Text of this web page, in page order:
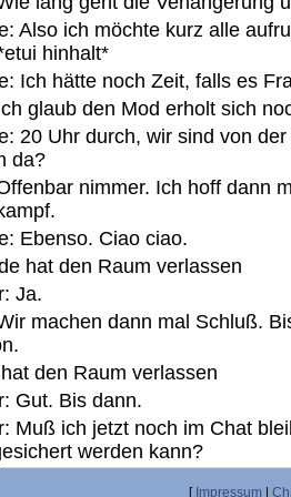
Also ich möchte kurz alle
hinhalt*
Ich hätte noch Zeit, falls es
glaub den Mod erholt sich
20 Uhr durch, wir sind von
da?
nimmer. Ich hoff dann
Ebenso. Ciao ciao.
hat den Raum verlassen
Ja.
machen dann mal Schluß.
den Raum verlassen
Gut. Bis dann.
Muß ich jetzt noch im Chat
werden kann?
[ Impressum